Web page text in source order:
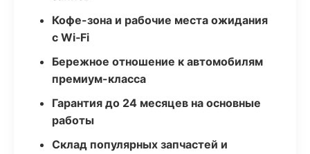
Кофе-зона и рабочие места ожидания
с Wi‑Fi
Бережное отношение к автомобилям
премиум-класса
Гарантия до 24 месяцев на основные
работы
Склад популярных запчастей и